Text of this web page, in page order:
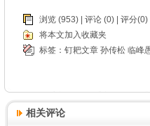
浏览 (953) | 评论 (0) | 评分(0) |
将本文加入收藏夹
标签： 钉耙文章 孙传松 临峰
相关评论